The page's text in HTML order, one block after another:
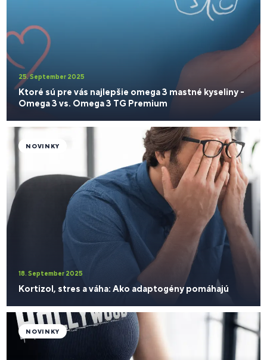
25. September 2025
Ktoré sú pre vás najlepšie omega 3 mastné kyseliny -
Omega 3 vs. Omega 3 TG Premium
18. September 2025
Kortizol, stres a váha: Ako adaptogény pomáhajú
NOVINKY
NOVINKY